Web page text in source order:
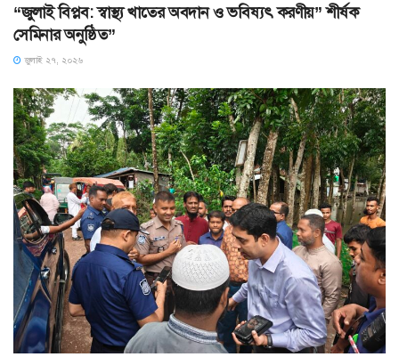
“জুলাই বিপ্লব: স্বাস্থ্য খাতের অবদান ও ভবিষ্যৎ করণীয়” শীর্ষক
সেমিনার অনুষ্ঠিত”
জুলাই ২৭, ২০২৬